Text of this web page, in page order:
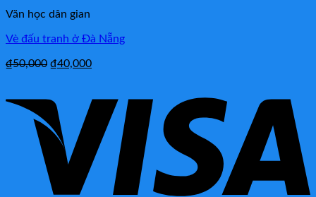
Văn học dân gian
Vè đấu tranh ở Đà Nẵng
₫50,000 ₫40,000